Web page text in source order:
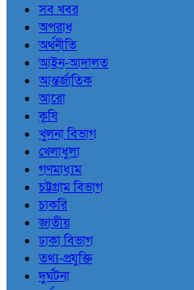
সব খবর
অপরাধ
অর্থনীতি
আইন-আদালত
আন্তর্জাতিক
আরো
কৃষি
খুলনা বিভাগ
খেলাধুলা
গণমাধ্যম
চট্টগ্রাম বিভাগ
চাকরি
জাতীয়
ঢাকা বিভাগ
তথ্য-প্রযুক্তি
দুর্ঘটনা